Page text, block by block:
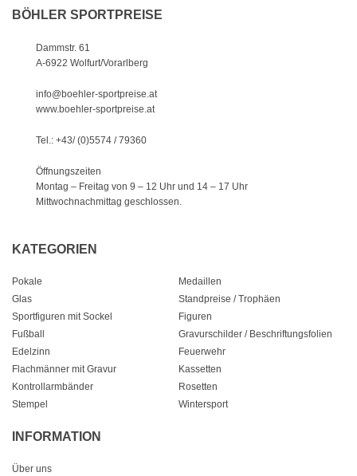
BÖHLER SPORTPREISE
Dammstr. 61
A-6922 Wolfurt/Vorarlberg
info@boehler-sportpreise.at
www.boehler-sportpreise.at
Tel.: +43/ (0)5574 / 79360
Öffnungszeiten
Montag – Freitag von 9 – 12 Uhr und 14 – 17 Uhr
Mittwochnachmittag geschlossen.
KATEGORIEN
Pokale
Medaillen
Glas
Standpreise / Trophäen
Sportfiguren mit Sockel
Figuren
Fußball
Gravurschilder / Beschriftungsfolien
Edelzinn
Feuerwehr
Flachmänner mit Gravur
Kassetten
Kontrollarmbänder
Rosetten
Stempel
Wintersport
INFORMATION
Über uns